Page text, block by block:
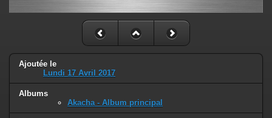
Ajoutée le
Lundi 17 Avril 2017
Albums
Akacha - Album principal